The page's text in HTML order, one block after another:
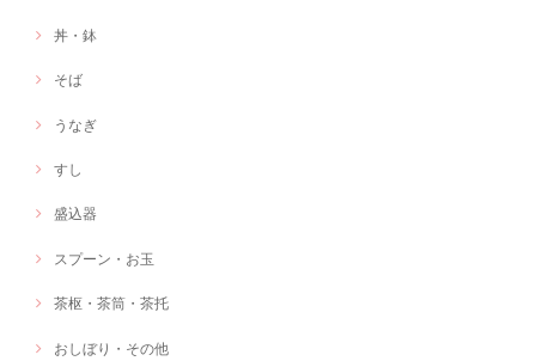
丼・鉢
そば
うなぎ
すし
盛込器
スプーン・お玉
茶枢・茶筒・茶托
おしぼり・その他